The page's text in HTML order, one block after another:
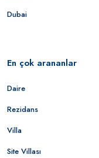
Dubai
En çok arananlar
Daire
Rezidans
Villa
Site Villası